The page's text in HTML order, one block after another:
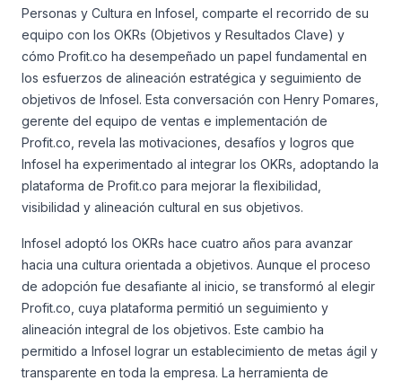
Personas y Cultura en Infosel, comparte el recorrido de su
equipo con los OKRs (Objetivos y Resultados Clave) y
cómo Profit.co ha desempeñado un papel fundamental en
los esfuerzos de alineación estratégica y seguimiento de
objetivos de Infosel. Esta conversación con Henry Pomares,
gerente del equipo de ventas e implementación de
Profit.co, revela las motivaciones, desafíos y logros que
Infosel ha experimentado al integrar los OKRs, adoptando la
plataforma de Profit.co para mejorar la flexibilidad,
visibilidad y alineación cultural en sus objetivos.
Infosel adoptó los OKRs hace cuatro años para avanzar
hacia una cultura orientada a objetivos. Aunque el proceso
de adopción fue desafiante al inicio, se transformó al elegir
Profit.co, cuya plataforma permitió un seguimiento y
alineación integral de los objetivos. Este cambio ha
permitido a Infosel lograr un establecimiento de metas ágil y
transparente en toda la empresa. La herramienta de